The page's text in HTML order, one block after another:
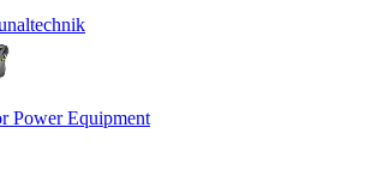
Power Equipment